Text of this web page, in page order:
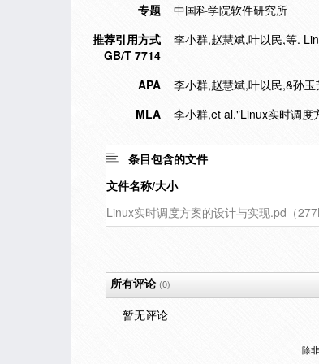
专题
中国科学院软件研究所
推荐引用方式
GB/T 7714
李小群,赵慧斌,叶以民,等.
APA 李小群,赵慧斌,叶以民,&孙
MLA
李小群,et al."Linux实时调度
条目包含的文件
文件名称/大小
Linux实时调度方案的设计与实现.pd（
所有评论(0)
暂无评论
除